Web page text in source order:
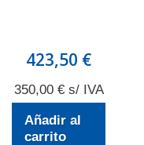
423,50 €
350,00 € s/ IVA
Añadir al
carrito